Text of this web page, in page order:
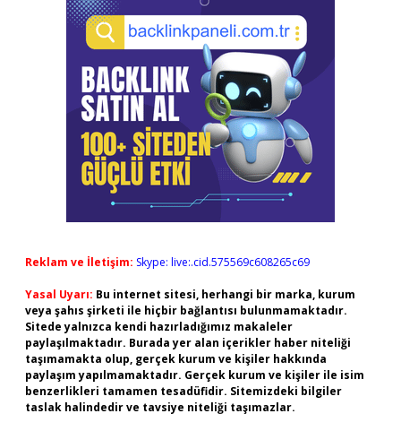
Reklam ve İletişim: Skype: live:.cid.575569c608265c69
Yasal Uyarı: Bu internet sitesi, herhangi bir marka, kurum
veya şahıs şirketi ile hiçbir bağlantısı bulunmamaktadır.
Sitede yalnızca kendi hazırladığımız makaleler
paylaşılmaktadır. Burada yer alan içerikler haber niteliği
taşımamakta olup, gerçek kurum ve kişiler hakkında
paylaşım yapılmamaktadır. Gerçek kurum ve kişiler ile isim
benzerlikleri tamamen tesadüfidir. Sitemizdeki bilgiler
taslak halindedir ve tavsiye niteliği taşımazlar.